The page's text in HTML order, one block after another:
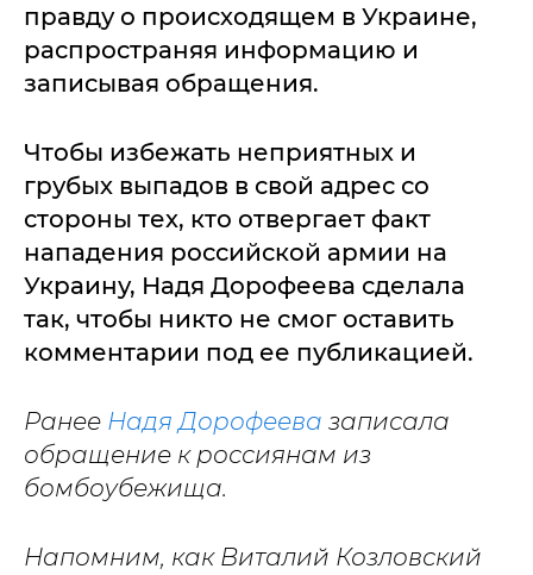
правду о происходящем в Украине,
распространяя информацию и
записывая обращения.
Чтобы избежать неприятных и
грубых выпадов в свой адрес со
стороны тех, кто отвергает факт
нападения российской армии на
Украину, Надя Дорофеева сделала
так, чтобы никто не смог оставить
комментарии под ее публикацией.
Ранее Надя Дорофеева записала
обращение к россиянам из
бомбоубежища.
Напомним, как Виталий Козловский